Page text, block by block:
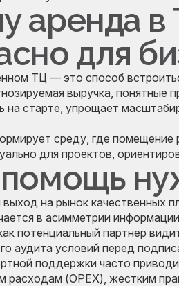
аренда
для
ТЦ — это способ
выручка, понятные
на старте, упрощает
среду, где помещение
для проектов,
на рынок качественных
в асимметрии
потенциальный партнер
аудита условий перед
поддержки часто
расходам (OPEX), жестким